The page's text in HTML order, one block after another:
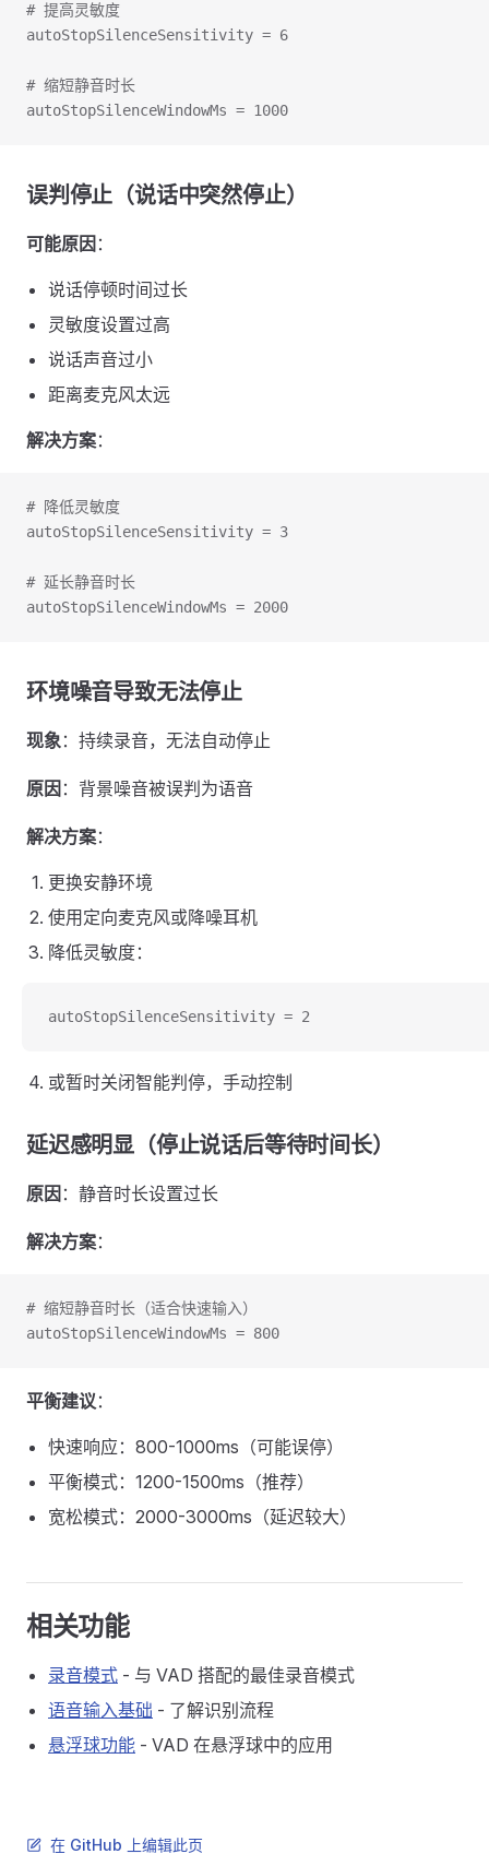
# 提高灵敏度
autoStopSilenceSensitivity = 6
# 缩短静音时长
autoStopSilenceWindowMs = 1000
误判停止（说话中突然停止）
可能原因 ：
说话停顿时间过长
灵敏度设置过高
说话声音过小
距离麦克风太远
解决方案：
# 降低灵敏度
autoStopSilenceSensitivity = 3
# 延长静音时长
autoStopSilenceWindowMs = 2000
环境噪音导致无法停止
现象：持续录音，无法自动停止
原因 ：背景噪音被误判为语音
解决方案：
更换安静环境
使用定向麦克风或降噪耳机
降低灵敏度：
autoStopSilenceSensitivity = 2
或暂时关闭智能判停，手动控制
延迟感明显（停止说话后等待时间长）
原因 ：静音时长设置过长
解决方案：
# 缩短静音时长（适合快速输入）
autoStopSilenceWindowMs = 800
平衡建议：
快速响应：800-1000ms（可能误停）
平衡模式：1200-1500ms（推荐）
宽松模式：2000-3000ms（延迟较大）
相关功能
录音模式 - 与 VAD 搭配的最佳录音模式
语音输入基础 - 了解识别流程
悬浮球功能 - VAD 在悬浮球中的应用
在 GitHub 上编辑此页